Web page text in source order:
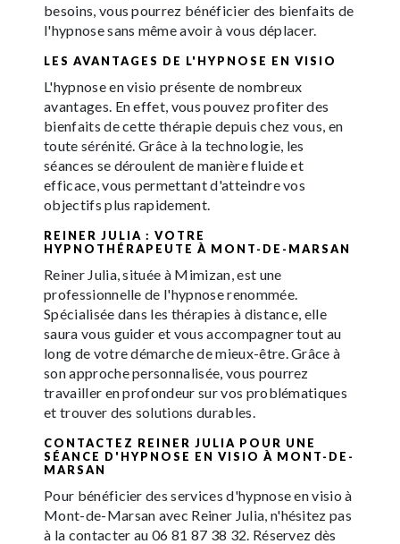
besoins, vous pourrez bénéficier des bienfaits de
l'hypnose sans même avoir à vous déplacer.
LES AVANTAGES DE L'HYPNOSE EN VISIO
L'hypnose en visio présente de nombreux
avantages. En effet, vous pouvez profiter des
bienfaits de cette thérapie depuis chez vous, en
toute sérénité. Grâce à la technologie, les
séances se déroulent de manière fluide et
efficace, vous permettant d'atteindre vos
objectifs plus rapidement.
REINER JULIA : VOTRE
HYPNOTHÉRAPEUTE À MONT-DE-MARSAN
Reiner Julia, située à Mimizan, est une
professionnelle de l'hypnose renommée.
Spécialisée dans les thérapies à distance, elle
saura vous guider et vous accompagner tout au
long de votre démarche de mieux-être. Grâce à
son approche personnalisée, vous pourrez
travailler en profondeur sur vos problématiques
et trouver des solutions durables.
CONTACTEZ REINER JULIA POUR UNE
SÉANCE D'HYPNOSE EN VISIO À MONT-DE-
MARSAN
Pour bénéficier des services d'hypnose en visio à
Mont-de-Marsan avec Reiner Julia, n'hésitez pas
à la contacter au 06 81 87 38 32. Réservez dès